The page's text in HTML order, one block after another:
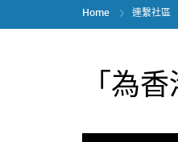
Home 連繫社區
「為